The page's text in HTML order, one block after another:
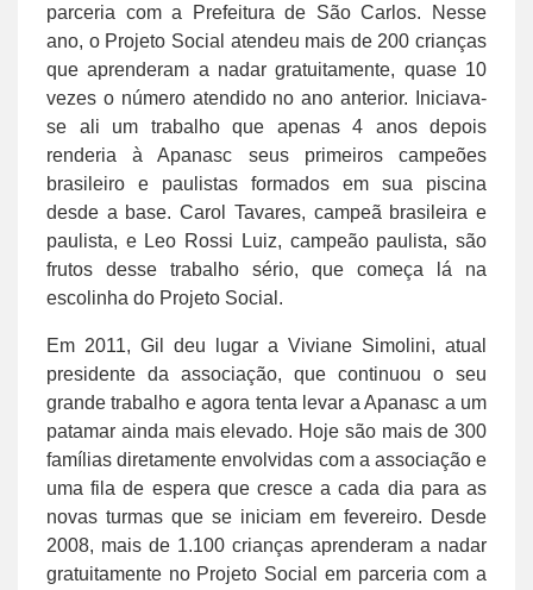
parceria com a Prefeitura de São Carlos. Nesse
ano, o Projeto Social atendeu mais de 200 crianças
que aprenderam a nadar gratuitamente, quase 10
vezes o número atendido no ano anterior. Iniciava-
se ali um trabalho que apenas 4 anos depois
renderia à Apanasc seus primeiros campeões
brasileiro e paulistas formados em sua piscina
desde a base. Carol Tavares, campeã brasileira e
paulista, e Leo Rossi Luiz, campeão paulista, são
frutos desse trabalho sério, que começa lá na
escolinha do Projeto Social.
Em 2011, Gil deu lugar a Viviane Simolini, atual
presidente da associação, que continuou o seu
grande trabalho e agora tenta levar a Apanasc a um
patamar ainda mais elevado. Hoje são mais de 300
famílias diretamente envolvidas com a associação e
uma fila de espera que cresce a cada dia para as
novas turmas que se iniciam em fevereiro. Desde
2008, mais de 1.100 crianças aprenderam a nadar
gratuitamente no Projeto Social em parceria com a